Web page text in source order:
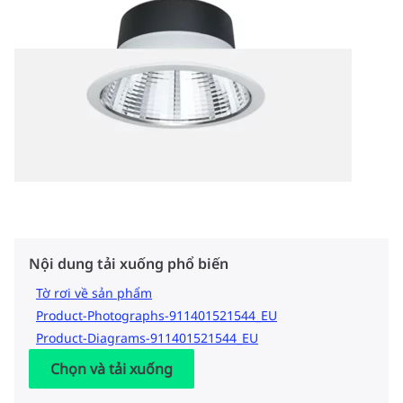
Nội dung tải xuống phổ biến
Tờ rơi về sản phẩm
Product-Photographs-911401521544_EU
Product-Diagrams-911401521544_EU
Chọn và tải xuống